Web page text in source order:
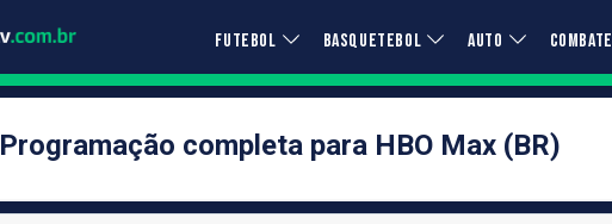
FUTEBOL BASQUETEBOL AUTO COMBATE
Programação completa para HBO Max (BR)